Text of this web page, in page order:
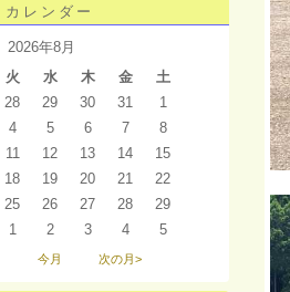
カレンダー
2026年8月
火 水 木 金
土
28 29 30 31
1
4 5 6 7
8
11 12 13 14
15
18 19 20 21
22
25 26 27 28
29
1 2 3 4 5
今月 次の月>